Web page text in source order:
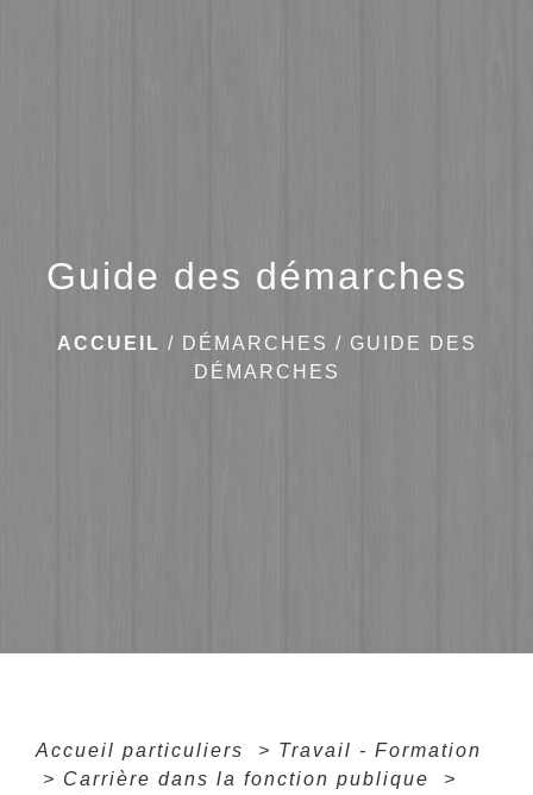
Guide des démarches
ACCUEIL / DÉMARCHES / GUIDE DES
DÉMARCHES
Accueil particuliers > Travail - Formation
> Carrière dans la fonction publique
>